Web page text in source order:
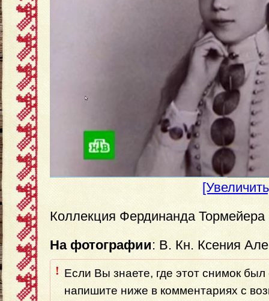
Коллекция Фердинанда Тормейера
На фотографии: В. Кн. Ксения
! Если Вы знаете, где этот снимок был
напишите ниже в комментариях с